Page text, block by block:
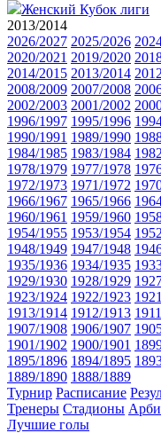
Женский Кубок лиги
2013/2014
2026/2027 2025/2026
2020/2021 2019/2020
2014/2015 2013/2014
2008/2009 2007/2008
2002/2003 2001/2002
1996/1997 1995/1996
1990/1991 1989/1990
1984/1985 1983/1984
1978/1979 1977/1978
1972/1973 1971/1972
1966/1967 1965/1966
1960/1961 1959/1960
1954/1955 1953/1954
1948/1949 1947/1948
1935/1936 1934/1935
1929/1930 1928/1929
1923/1924 1922/1923
1913/1914 1912/1913
1907/1908 1906/1907
1901/1902 1900/1901
1895/1896 1894/1895
1889/1890 1888/1889
Турнир Расписание
Тренеры Стадионы
Лучшие голы